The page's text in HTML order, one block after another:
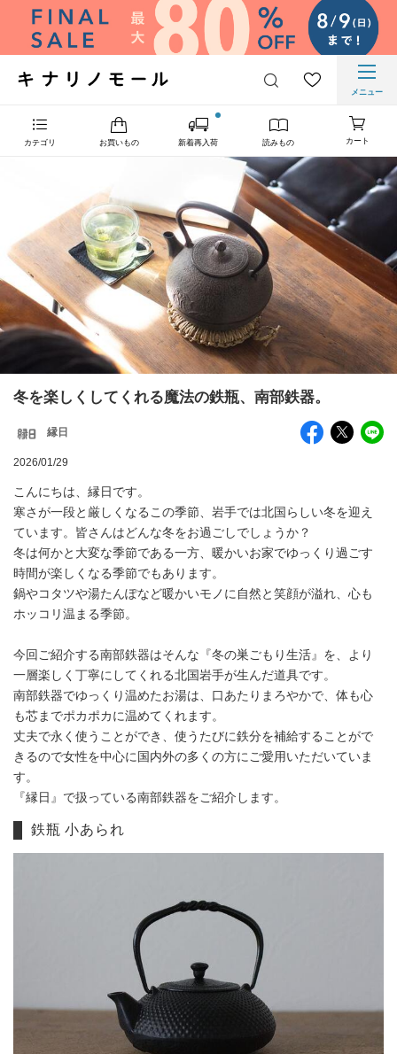
メニュー
カテゴリ お買いもの 新着再入荷 読みもの カート
冬を楽しくしてくれる魔法の鉄瓶、南部鉄器。
縁日
2026/01/29
こんにちは、縁日です。
寒さが一段と厳しくなるこの季節、岩手では北国らしい冬を迎え
ています。皆さんはどんな冬をお過ごしでしょうか？
冬は何かと大変な季節である一方、暖かいお家でゆっくり過ごす
時間が楽しくなる季節でもあります。
鍋やコタツや湯たんぽなど暖かいモノに自然と笑顔が溢れ、心も
ホッコリ温まる季節。
今回ご紹介する南部鉄器はそんな『冬の巣ごもり生活』を、より
一層楽しく丁寧にしてくれる北国岩手が生んだ道具です。
南部鉄器でゆっくり温めたお湯は、口あたりまろやかで、体も心
も芯までポカポカに温めてくれます。
丈夫で永く使うことができ、使うたびに鉄分を補給することがで
きるので女性を中心に国内外の多くの方にご愛用いただいていま
す。
『縁日』で扱っている南部鉄器をご紹介します。
鉄瓶 小あられ